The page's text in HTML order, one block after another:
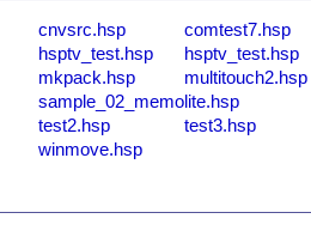
cnvsrc.hsp comtest7.hsp
hsptv_test.hsp hsptv_test.hsp
mkpack.hsp multitouch2.hsp
sample_02_memolite.hsp
test2.hsp test3.hsp
winmove.hsp